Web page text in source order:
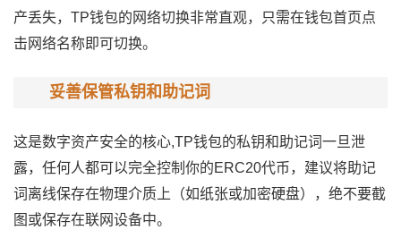
产丢失，TP钱包的网络切换非常直观，只需在钱包首页点
击网络名称即可切换。
妥善保管私钥和助记词
这是数字资产安全的核心,TP钱包的私钥和助记词一旦泄
露，任何人都可以完全控制你的ERC20代币，建议将助记
词离线保存在物理介质上（如纸张或加密硬盘），绝不要截
图或保存在联网设备中。